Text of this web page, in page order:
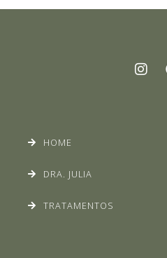
HOME
DRA. JULIA
TRATAMENTOS